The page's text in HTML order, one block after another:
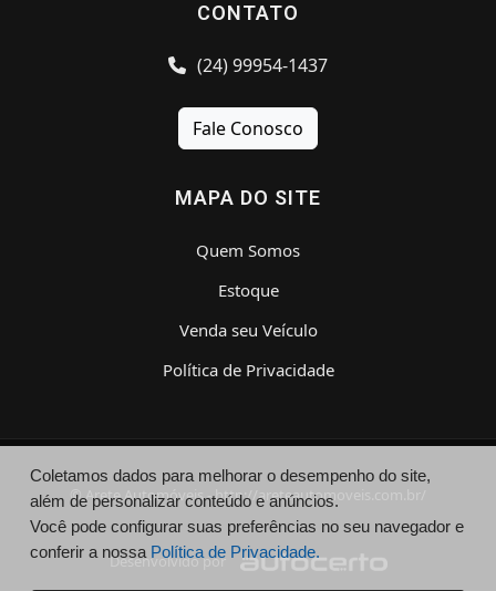
CONTATO
(24) 99954-1437
Fale Conosco
MAPA DO SITE
Quem Somos
Estoque
Venda seu Veículo
Política de Privacidade
© Arete Automóveis - http://areteautomoveis.com.br/
Desenvolvido por
Coletamos dados para melhorar o desempenho do site,
além de personalizar conteúdo e anúncios.
Você pode configurar suas preferências no seu navegador e
conferir a nossa Política de Privacidade.